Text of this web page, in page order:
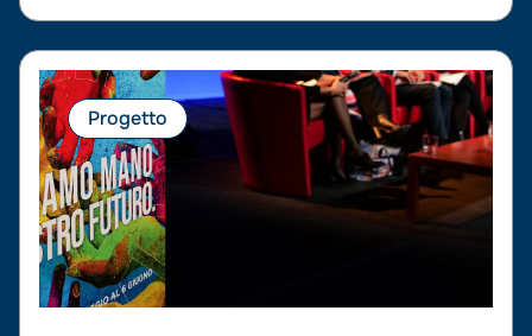
Progetto